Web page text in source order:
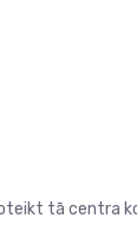
tā centra